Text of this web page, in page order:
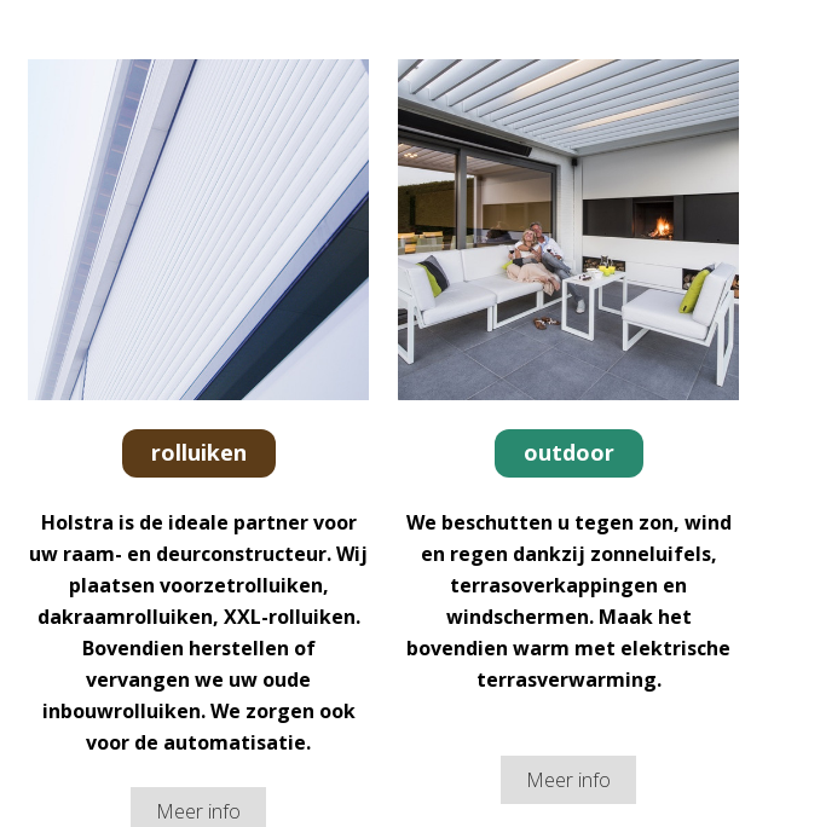
rolluiken
Holstra is de ideale partner voor
uw raam- en deurconstructeur. Wij
plaatsen voorzetrolluiken,
dakraamrolluiken, XXL-rolluiken.
Bovendien herstellen of
vervangen we uw oude
inbouwrolluiken. We zorgen ook
voor de automatisatie.
Meer info
outdoor
We beschutten u tegen zon, wind
en regen dankzij zonneluifels,
terrasoverkappingen en
windschermen. Maak het
bovendien warm met elektrische
terrasverwarming.
Meer info